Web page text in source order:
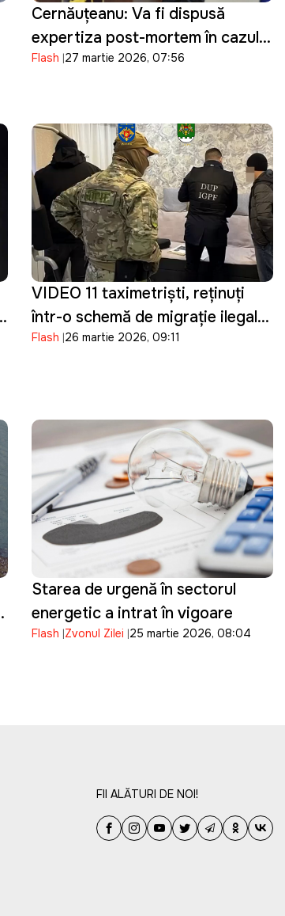
Cernăuțeanu: Va fi dispusă
expertiza post-mortem în cazul
Ludmila Vartic
Flash 27 martie 2026, 07:56
VIDEO 11 taximetriști, reținuți
într-o schemă de migrație ilegală:
Au ajutat 400 de bărbați din
Flash 26 martie 2026, 09:11
Starea de urgență în sectorul
energetic a intrat în vigoare
Flash Zvonul Zilei 25 martie 2026, 08:04
FII ALĂTURI DE NOI!